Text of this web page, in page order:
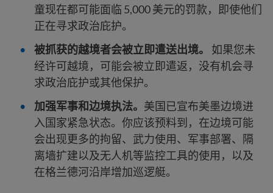
童现在都可能面临 5,000 美元的罚款，即使他们
正在寻求政治庇护。
被抓获的越境者会被立即遣送出境。 如果您未
经许可越境，可能会被立即遣返，没有机会寻
求政治庇护或其他保护。
加强军事和边境执法。 美国已宣布美墨边境进
入国家紧急状态。你应该预料到，在边境可能
会出现更多的拘留、武力使用、军事部署、隔
离墙扩建以及无人机等监控工具的使用，以及
在格兰德河沿岸增加巡逻艇。